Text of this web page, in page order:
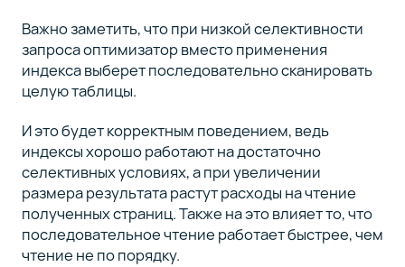
Важно заметить, что при низкой селективности
запроса оптимизатор вместо применения
индекса выберет последовательно сканировать
целую таблицы.
И это будет корректным поведением, ведь
индексы хорошо работают на достаточно
селективных условиях, а при увеличении
размера результата растут расходы на чтение
полученных страниц. Также на это влияет то, что
последовательное чтение работает быстрее, чем
чтение не по порядку.